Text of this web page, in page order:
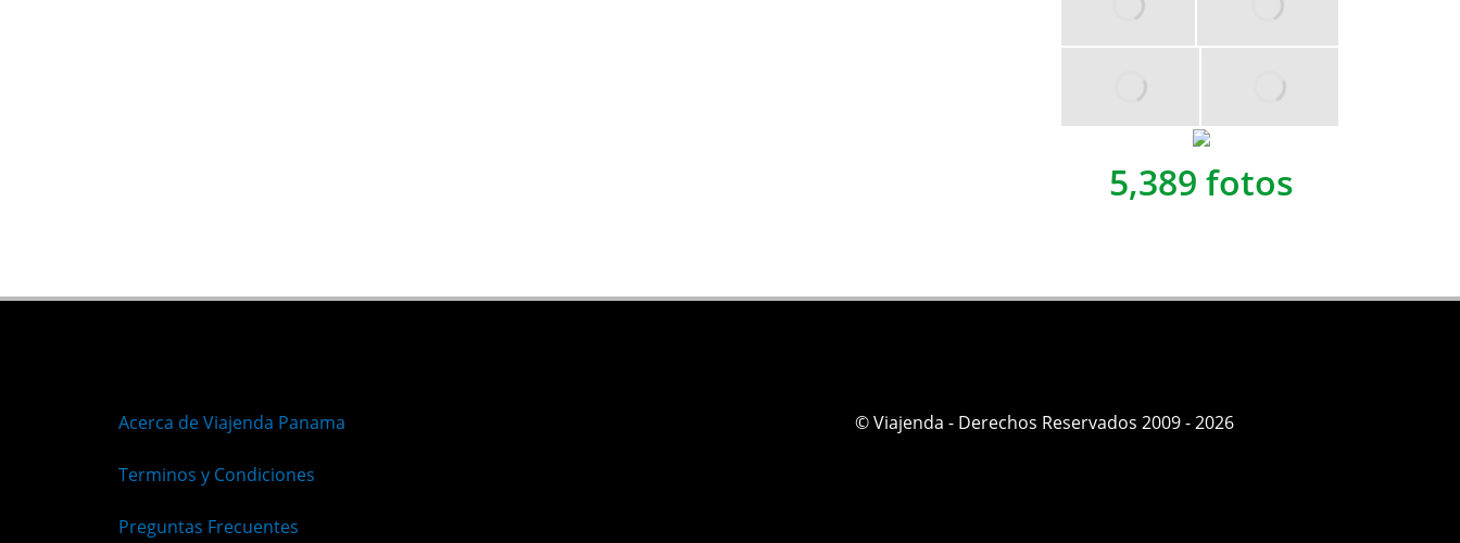
5,389 fotos
Acerca de Viajenda Panama
Terminos y Condiciones
Preguntas Frecuentes
© Viajenda - Derechos Reservados 2009 - 2026